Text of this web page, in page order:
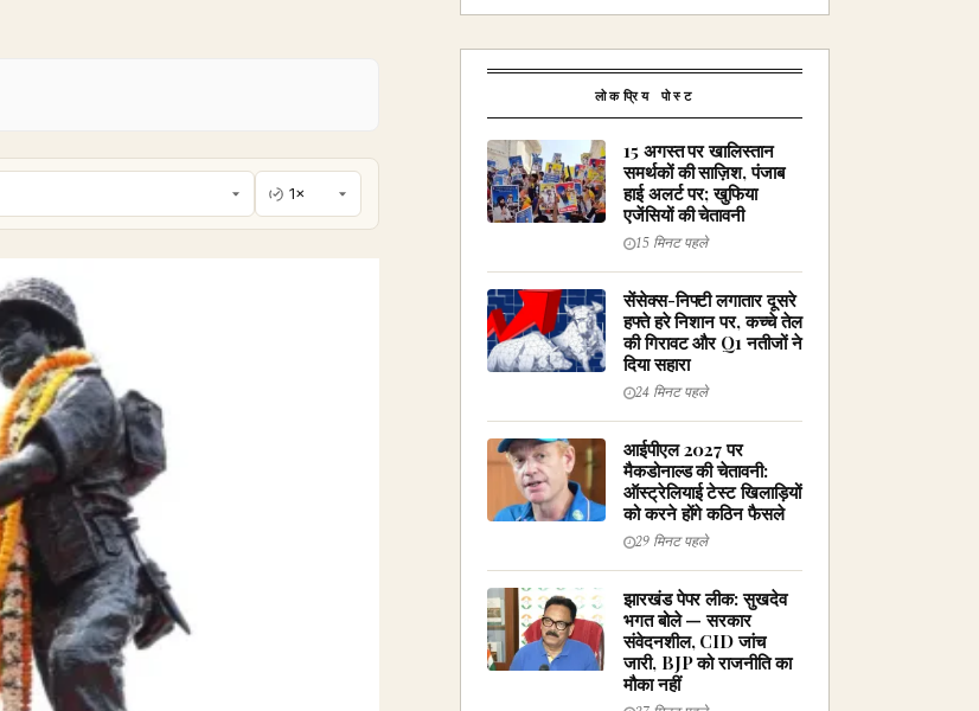
लोकप्रिय पोस्ट
15 अगस्त पर खालिस्तान
समर्थकों की साज़िश, पंजाब
हाई अलर्ट पर; खुफिया
एजेंसियों की चेतावनी
15 मिनट पहले
सेंसेक्स-निफ्टी लगातार दूसरे
हफ्ते हरे निशान पर, कच्चे तेल
की गिरावट और Q1 नतीजों ने
दिया सहारा
24 मिनट पहले
आईपीएल 2027 पर
मैकडोनाल्ड की चेतावनी:
ऑस्ट्रेलियाई टेस्ट खिलाड़ियों
को करने होंगे कठिन फैसले
29 मिनट पहले
झारखंड पेपर लीक: सुखदेव
भगत बोले — सरकार
संवेदनशील, CID जांच
जारी, BJP को राजनीति का
मौका नहीं